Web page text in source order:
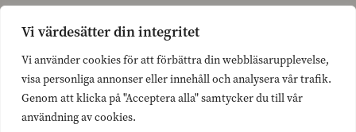
Vi värdesätter din integritet
Vi använder cookies för att förbättra din webbläsarupplevelse,
visa personliga annonser eller innehåll och analysera vår trafik.
Genom att klicka på "Acceptera alla" samtycker du till vår
användning av cookies.
fortsätter i samma uppdrag i regeringen
Marin.